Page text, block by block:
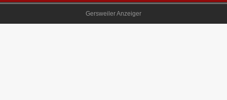
Gersweiler Anzeiger